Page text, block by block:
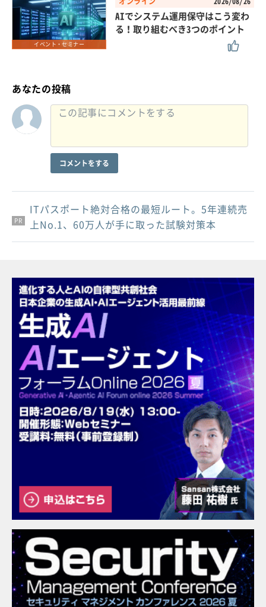
イベント・セミナー
AIでシステム運用保守はこう変わ
る！取り組むべき3つのポイント
あなたの投稿
コメントをする
PR
PR
PR
ITパスポート絶対合格の最短ルート。5年連続売
上No.1、60万人が手に取った試験対策本